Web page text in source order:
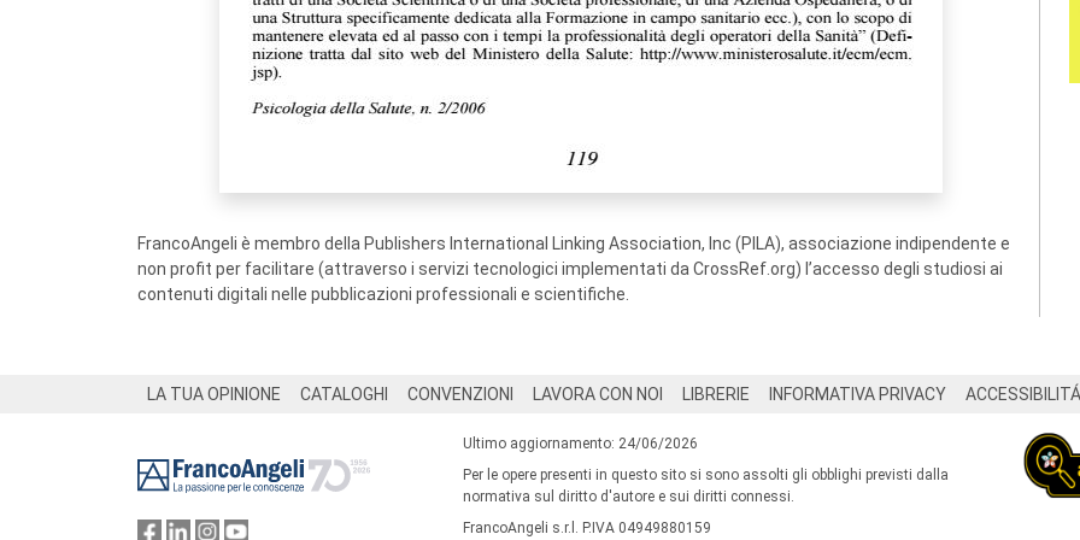
FrancoAngeli è membro della Publishers International Linking Association, Inc (PILA), associazione indipendente e
non profit per facilitare (attraverso i servizi tecnologici implementati da CrossRef.org) l’accesso degli studiosi ai
contenuti digitali nelle pubblicazioni professionali e scientifiche.
LA TUA OPINIONE CATALOGHI CONVENZIONI LAVORA CON NOI LIBRERIE INFORMATIVA PRIVACY ACCESSIBILITÁ
Ultimo aggiornamento: 24/06/2026
Per le opere presenti in questo sito si sono assolti gli obblighi previsti dalla
normativa sul diritto d'autore e sui diritti connessi.
FrancoAngeli s.r.l. P.IVA 04949880159